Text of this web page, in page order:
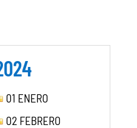
01 ENERO
02 FEBRERO